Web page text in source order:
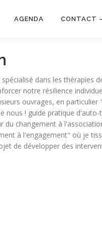
AGENDA CONTACT
dans les thérapies
notre résilience
ouvrages, en particulier
nous ! guide pratique
du changement à
à l'engagement" où je
de développer des